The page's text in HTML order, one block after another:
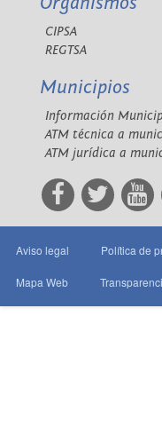
CIPSA
REGTSA
Municipios
Información
ATM técnica a
ATM jurídica a
Aviso legal Política de
Mapa Web